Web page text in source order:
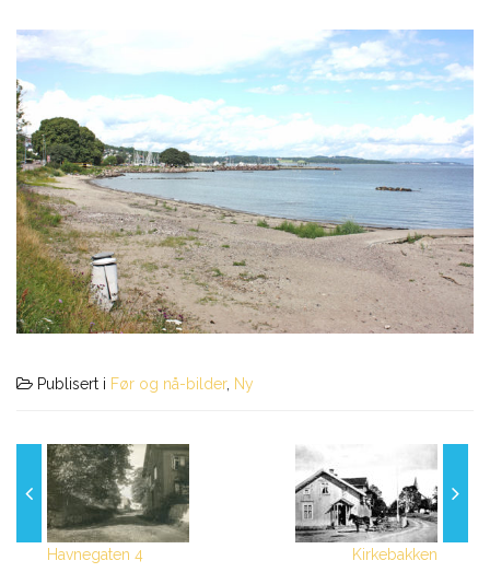
Publisert i Før og nå-bilder, Ny
Havnegaten 4 Kirkebakken